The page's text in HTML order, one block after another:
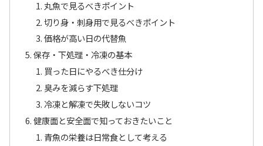
丸魚で見るべきポイント
切り身・刺身用で見るべきポイント
価格が高い日の代替魚
保存・下処理・冷凍の基本
買った日にやるべき仕分け
臭みを減らす下処理
冷凍と解凍で失敗しないコツ
健康面と安全面で知っておきたいこと
青魚の栄養は日常食として考える